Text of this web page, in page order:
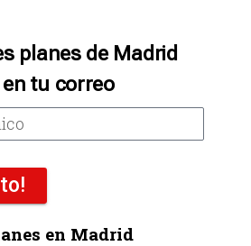
planes de Madrid
tu correo
en Madrid